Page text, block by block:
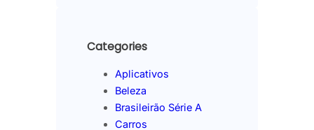
Categories
Aplicativos
Beleza
Brasileirão Série A
Carros